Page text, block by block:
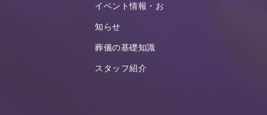
イベント情報・お
知らせ
葬儀の基礎知識
スタッフ紹介